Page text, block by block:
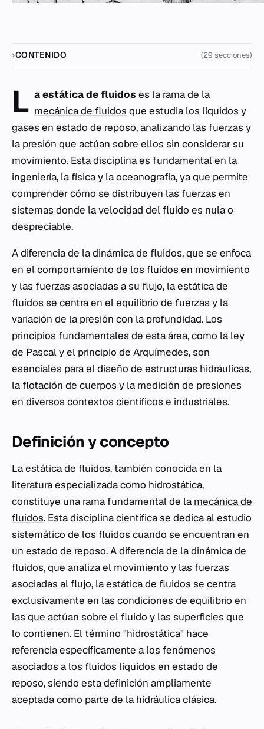
CONTENIDO (29 secciones)
L a estática de fluidos es la rama de la
mecánica de fluidos que estudia los líquidos y
gases en estado de reposo, analizando las fuerzas y
la presión que actúan sobre ellos sin considerar su
movimiento. Esta disciplina es fundamental en la
ingeniería, la física y la oceanografía, ya que permite
comprender cómo se distribuyen las fuerzas en
sistemas donde la velocidad del fluido es nula o
despreciable.
A diferencia de la dinámica de fluidos, que se enfoca
en el comportamiento de los fluidos en movimiento
y las fuerzas asociadas a su flujo, la estática de
fluidos se centra en el equilibrio de fuerzas y la
variación de la presión con la profundidad. Los
principios fundamentales de esta área, como la ley
de Pascal y el principio de Arquímedes, son
esenciales para el diseño de estructuras hidráulicas,
la flotación de cuerpos y la medición de presiones
en diversos contextos científicos e industriales.
Definición y concepto
La estática de fluidos, también conocida en la
literatura especializada como hidrostática,
constituye una rama fundamental de la mecánica de
fluidos. Esta disciplina científica se dedica al estudio
sistemático de los fluidos cuando se encuentran en
un estado de reposo. A diferencia de la dinámica de
fluidos, que analiza el movimiento y las fuerzas
asociadas al flujo, la estática de fluidos se centra
exclusivamente en las condiciones de equilibrio en
las que actúan sobre el fluido y las superficies que
lo contienen. El término "hidrostática" hace
referencia específicamente a los fenómenos
asociados a los fluidos líquidos en estado de
reposo, siendo esta definición ampliamente
aceptada como parte de la hidráulica clásica.